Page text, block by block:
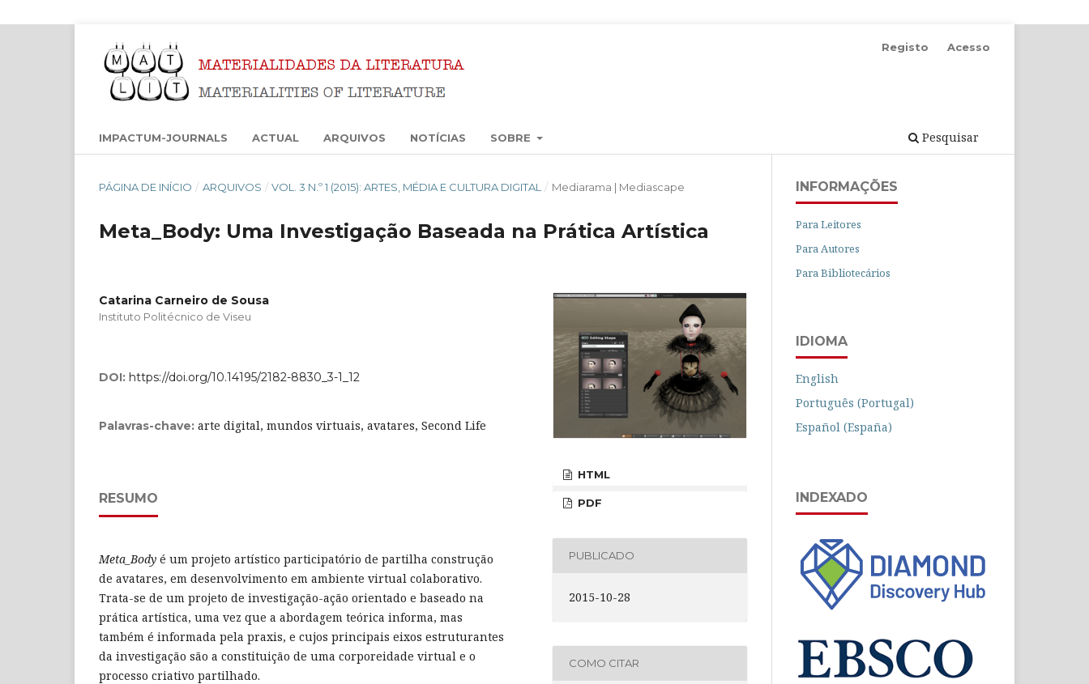
IMPACTUM-JOURNALS ACTUAL ARQUIVOS NOTÍCIAS SOBRE Pesquisar
Registo Acesso
PÁGINA DE INÍCIO / ARQUIVOS / VOL. 3 N.º 1 (2015): ARTES, MÉDIA E CULTURA DIGITAL / Mediarama | Mediascape
Meta_Body: Uma Investigação Baseada na Prática Artística
Catarina Carneiro de Sousa
Instituto Politécnico de Viseu
DOI: https://doi.org/10.14195/2182-8830_3-1_12
Palavras-chave: arte digital, mundos virtuais, avatares, Second Life
RESUMO
Meta_Body é um projeto artístico participatório de partilha construção
de avatares, em desenvolvimento em ambiente virtual colaborativo.
Trata-se de um projeto de investigação-ação orientado e baseado na
prática artística, uma vez que a abordagem teórica informa, mas
também é informada pela praxis, e cujos principais eixos estruturantes
da investigação são a constituição de uma corporeidade virtual e o
processo criativo partilhado.
HTML
PDF
PUBLICADO
2015-10-28
COMO CITAR
INFORMAÇÕES
Para Leitores
Para Autores
Para Bibliotecários
IDIOMA
English
Português (Portugal)
Español (España)
INDEXADO